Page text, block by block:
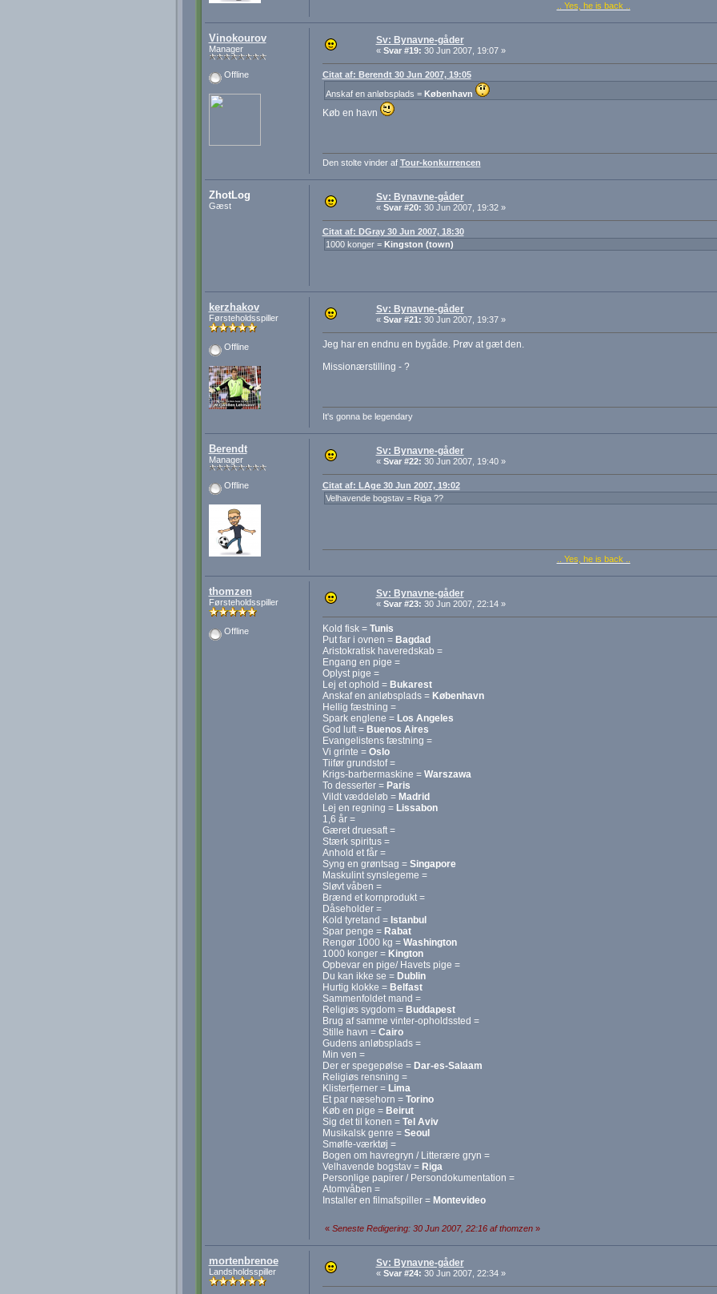
.. Yes, he is back ..
Vinokourov
Manager
Offline
Sv: Bynavne-gåder
« Svar #19: 30 Jun 2007, 19:07 »
Citat af: Berendt 30 Jun 2007, 19:05
Anskaf en anløbsplads = København
Køb en havn
Den stolte vinder af Tour-konkurrencen
ZhotLog
Gæst
Sv: Bynavne-gåder
« Svar #20: 30 Jun 2007, 19:32 »
Citat af: DGray 30 Jun 2007, 18:30
1000 konger =Kingston (town)
kerzhakov
Førsteholdsspiller
Offline
Sv: Bynavne-gåder
« Svar #21: 30 Jun 2007, 19:37 »
Jeg har en endnu en bygåde. Prøv at gæt den.
Missionærstilling - ?
It's gonna be legendary
Berendt
Manager
Offline
Sv: Bynavne-gåder
« Svar #22: 30 Jun 2007, 19:40 »
Citat af: LAge 30 Jun 2007, 19:02
Velhavende bogstav = Riga ??
.. Yes, he is back ..
thomzen
Førsteholdsspiller
Offline
Sv: Bynavne-gåder
« Svar #23: 30 Jun 2007, 22:14 »
Kold fisk = Tunis
Put far i ovnen = Bagdad
Aristokratisk haveredskab =
Engang en pige =
Oplyst pige =
Lej et ophold = Bukarest
Anskaf en anløbsplads = København
Hellig fæstning =
Spark englene = Los Angeles
God luft = Buenos Aires
Evangelistens fæstning =
Vi grinte = Oslo
Tiifør grundstof =
Krigs-barbermaskine = Warszawa
To desserter = Paris
Vildt væddeløb = Madrid
Lej en regning = Lissabon
1,6 år =
Gæret druesaft =
Stærk spiritus =
Anhold et får =
Syng en grøntsag = Singapore
Maskulint synslegeme =
Sløvt våben =
Brænd et kornprodukt =
Dåseholder =
Kold tyretand = Istanbul
Spar penge = Rabat
Rengør 1000 kg = Washington
1000 konger = Kington
Opbevar en pige/ Havets pige =
Du kan ikke se = Dublin
Hurtig klokke = Belfast
Sammenfoldet mand =
Religiøs sygdom = Buddapest
Brug af samme vinter-opholdssted =
Stille havn = Cairo
Gudens anløbsplads =
Min ven =
Der er spegepølse = Dar-es-Salaam
Religiøs rensning =
Klisterfjerner = Lima
Et par næsehorn = Torino
Køb en pige = Beirut
Sig det til konen = Tel Aviv
Musikalsk genre = Seoul
Smølfe-værktøj =
Bogen om havregryn / Litterære gryn =
Velhavende bogstav = Riga
Personlige papirer / Persondokumentation =
Atomvåben =
Installer en filmafspiller = Montevideo
« Seneste Redigering: 30 Jun 2007, 22:16 af thomzen»
mortenbrenoe
Landsholdsspiller
Sv: Bynavne-gåder
« Svar #24: 30 Jun 2007, 22:34 »